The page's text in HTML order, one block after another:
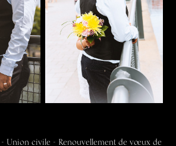
- Union civile - Renouvellement de vœux de